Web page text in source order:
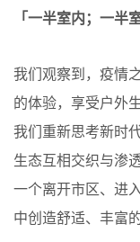
「一半室内；一半
我们观察到，疫情
的体验，享受户外
我们重新思考新时
生态互相交织与渗
一个离开市区、进
中创造舒适、丰富